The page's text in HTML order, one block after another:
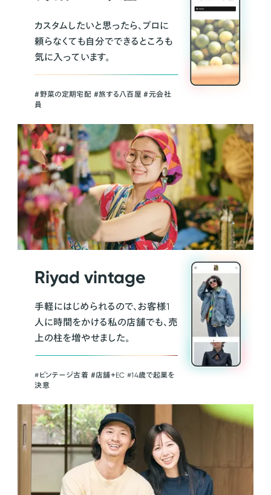
カスタムしたいと思ったら、プロに
頼らなくても自分でできるところも
気に入っています。
＃野菜の定期宅配 ＃旅する八百屋 ＃元会社
員
Riyad vintage
手軽にはじめられるので、お客様1
人に時間をかける私の店舗でも、売
上の柱を増やせました。
#ビンテージ古着 ＃店舗＋EC #14歳で起業を
決意